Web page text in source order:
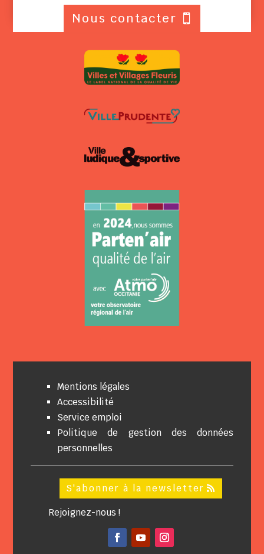
Nous contacter
Mentions légales
Accessibilité
Service emploi
Politique de gestion des données
personnelles
S'abonner à la newsletter
Rejoignez-nous !